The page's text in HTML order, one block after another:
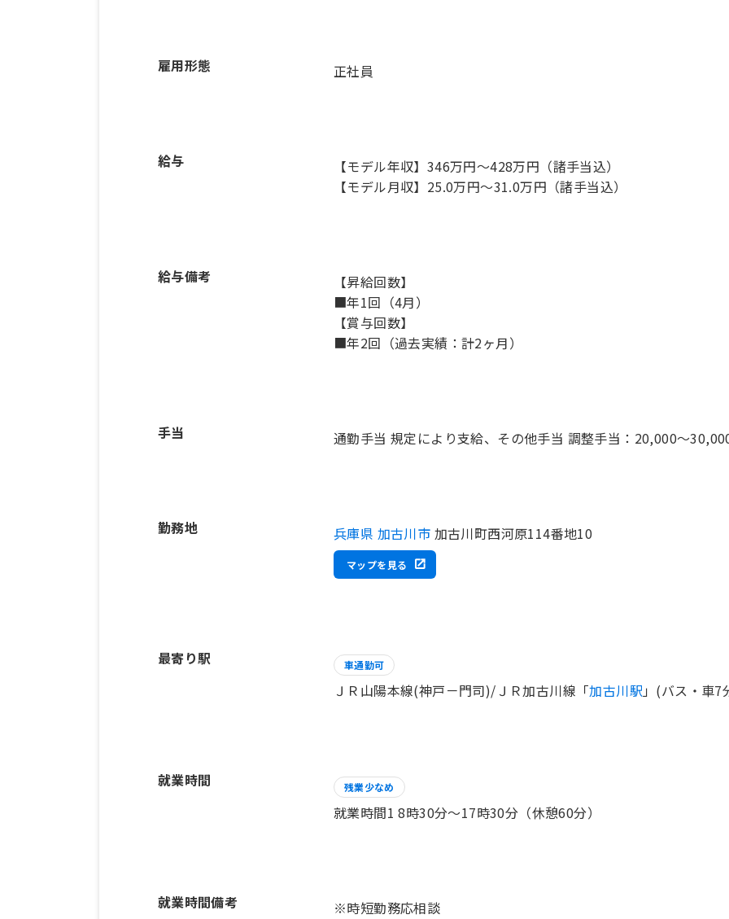
雇用形態 正社員
給与
【モデル年収】346万円〜428万円（諸手当込）
【モデル月収】25.0万円〜31.0万円（諸手当込）
給与備考
【昇給回数】
■年1回（4月）
【賞与回数】
■年2回（過去実績：計2ヶ月）
手当 通勤手当 規定により支給、その他手当 調整手当：20,000～
勤務地 兵庫県 加古川市 加古川町西河原114番地10
マップを見る
最寄り駅 車通勤可
ＪＲ山陽本線(神戸－門司)/ＪＲ加古川線「加古川駅 」(バス・車7
就業時間 残業少なめ
就業時間1 8時30分〜17時30分（休憩60分）
就業時間備考